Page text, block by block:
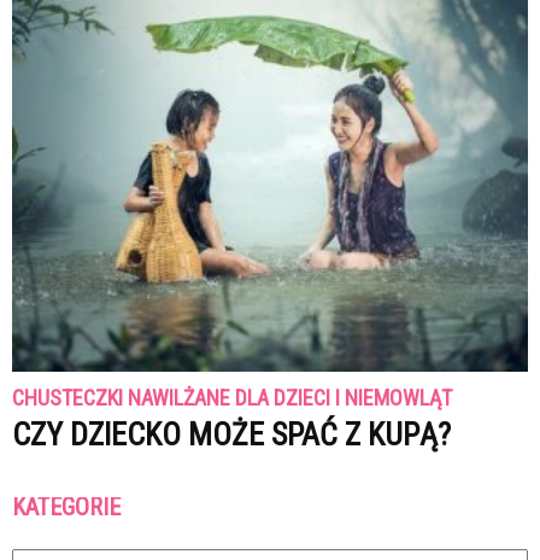
CHUSTECZKI NAWILŻANE DLA DZIECI I NIEMOWLĄT
CZY DZIECKO MOŻE SPAĆ Z KUPĄ?
KATEGORIE
Kategorie